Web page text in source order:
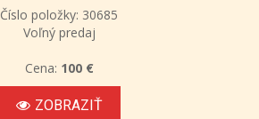
Číslo položky: 30685
Voľný predaj
Cena: 100 €
ZOBRAZIŤ